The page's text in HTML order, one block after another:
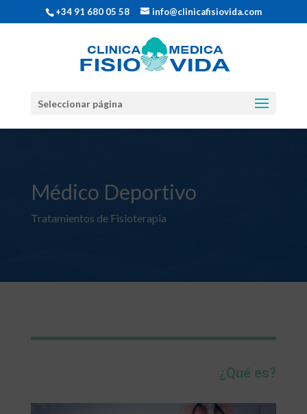
+34 91 680 05 58 info@clinicafisiovida.com
Seleccionar página
Médico Deportivo
Tratamientos de Fisioterapia
¿Qué es?